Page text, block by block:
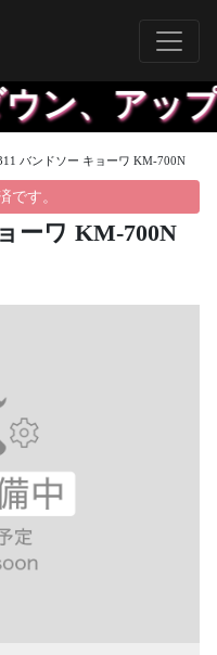
アップ
バンドソー キョーワ KM-700N
です。
ーワ KM-700N